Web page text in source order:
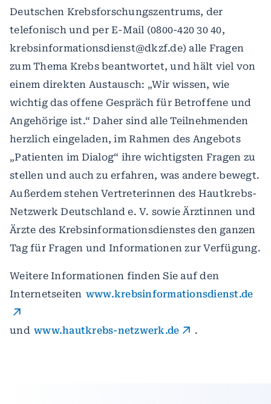
Deutschen Krebsforschungszentrums, der
telefonisch und per E-Mail (0800-420 30 40,
krebsinformationsdienst@dkzf.de) alle Fragen
zum Thema Krebs beantwortet, und hält viel von
einem direkten Austausch: „Wir wissen, wie
wichtig das offene Gespräch für Betroffene und
Angehörige ist.“ Daher sind alle Teilnehmenden
herzlich eingeladen, im Rahmen des Angebots
„Patienten im Dialog“ ihre wichtigsten Fragen zu
stellen und auch zu erfahren, was andere bewegt.
Außerdem stehen Vertreterinnen des Hautkrebs-
Netzwerk Deutschland e. V. sowie Ärztinnen und
Ärzte des Krebsinformationsdienstes den ganzen
Tag für Fragen und Informationen zur Verfügung.
Weitere Informationen finden Sie auf den
Internetseiten www.krebsinformationsdienst.de
und www.hautkrebs-netzwerk.de .